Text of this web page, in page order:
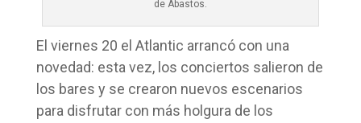
de Abastos.
El viernes 20 el Atlantic arrancó con una
novedad: esta vez, los conciertos salieron de
los bares y se crearon nuevos escenarios
para disfrutar con más holgura de los